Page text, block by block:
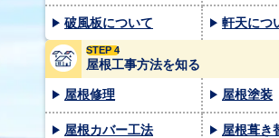
破風板について 軒天につ
STEP 4
屋根工事方法を知る
屋根修理 屋根塗装
屋根カバー工法 屋根葺き